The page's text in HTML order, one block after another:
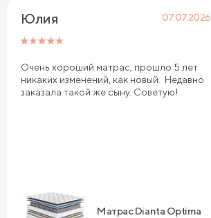
Юлия 07.07.2026
Очень хороший матрас, прошло 5 лет
никаких изменений, как новый. Недавно
заказала такой же сыну. Советую!
Матрас Dianta Optima